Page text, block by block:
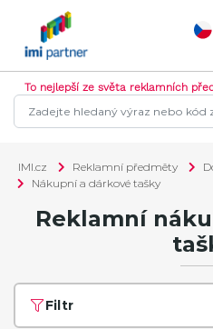
To nejlepší ze světa reklamních
IMI.cz Reklamní předměty
Nákupní a dárkové tašky
Reklamní
Filtr